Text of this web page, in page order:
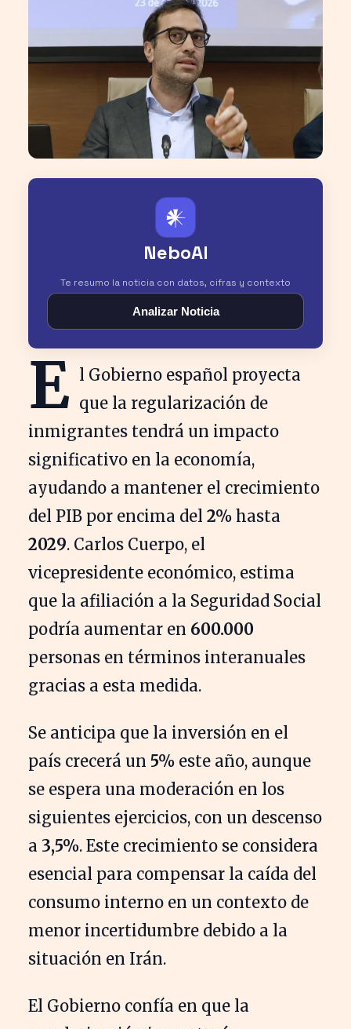
𒀭
NeboAI
Te resumo la noticia con datos, cifras y contexto
Analizar Noticia
E l Gobierno español proyecta
que la regularización de
inmigrantes tendrá un impacto
significativo en la economía,
ayudando a mantener el crecimiento
del PIB por encima del 2% hasta
2029. Carlos Cuerpo, el
vicepresidente económico, estima
que la afiliación a la Seguridad Social
podría aumentar en 600.000
personas en términos interanuales
gracias a esta medida.
Se anticipa que la inversión en el
país crecerá un 5% este año, aunque
se espera una moderación en los
siguientes ejercicios, con un descenso
a 3,5%. Este crecimiento se considera
esencial para compensar la caída del
consumo interno en un contexto de
menor incertidumbre debido a la
situación en Irán.
El Gobierno confía en que la